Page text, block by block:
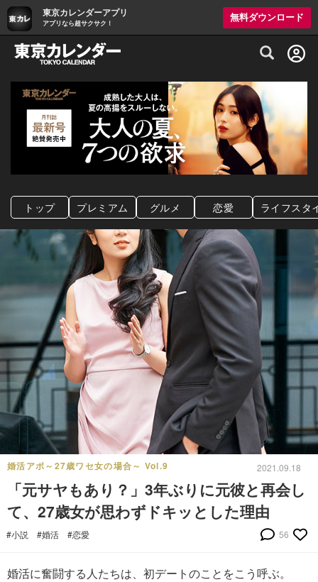
東京カレンダーアプリ
アプリなら超サクサク！
無料ダウンロード
グルメ情報・プレミアムレストラン予約
トップ プレミアム グルメ 恋愛 ライフスタ
婚活アポ～27歳ワセ女の場合～ Vol.9 2021.09.18
「元サヤもあり？」3年ぶりに元彼と再会し
て、27歳女が思わずドキッとした理由
#小説 #婚活 #恋愛 56
婚活に奮闘する人たちは、初デートのことをこう呼ぶ。